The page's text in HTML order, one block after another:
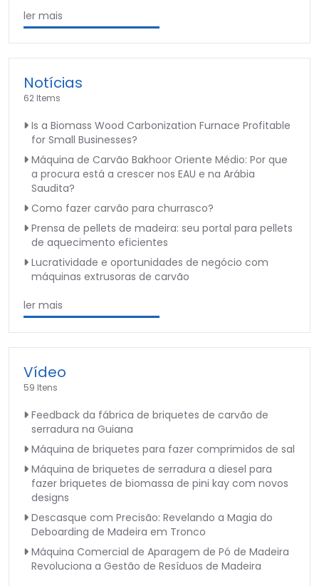
ler mais
Notícias
62 Items
Is a Biomass Wood Carbonization Furnace Profitable
for Small Businesses?
Máquina de Carvão Bakhoor Oriente Médio: Por que
a procura está a crescer nos EAU e na Arábia
Saudita?
Como fazer carvão para churrasco?
Prensa de pellets de madeira: seu portal para pellets
de aquecimento eficientes
Lucratividade e oportunidades de negócio com
máquinas extrusoras de carvão
ler mais
Vídeo
59 Itens
Feedback da fábrica de briquetes de carvão de
serradura na Guiana
Máquina de briquetes para fazer comprimidos de sal
Máquina de briquetes de serradura a diesel para
fazer briquetes de biomassa de pini kay com novos
designs
Descasque com Precisão: Revelando a Magia do
Deboarding de Madeira em Tronco
Máquina Comercial de Aparagem de Pó de Madeira
Revoluciona a Gestão de Resíduos de Madeira